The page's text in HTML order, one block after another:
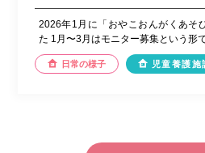
2026年1月に「おやこおんがくあそ
た 1月〜3月はモニター募集という形
日常の様子 児童養護施